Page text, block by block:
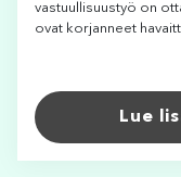
vastuullisuustyö on
ovat korjanneet
Lue